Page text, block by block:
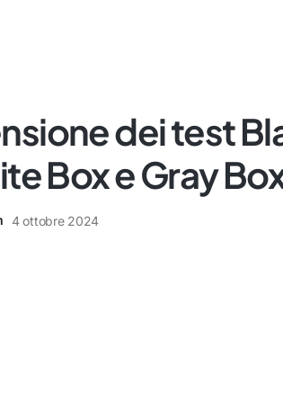
dei test
Box e Gray
4 ottobre 2024